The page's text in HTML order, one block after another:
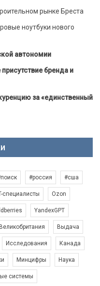
рынке Бреста
ноутбуки нового
автономии
бренда и
за «единственный
#россия #сша
специалисты Ozon
YandexGPT
Выдача
Исследования Канада
Минцифры Наука
системы